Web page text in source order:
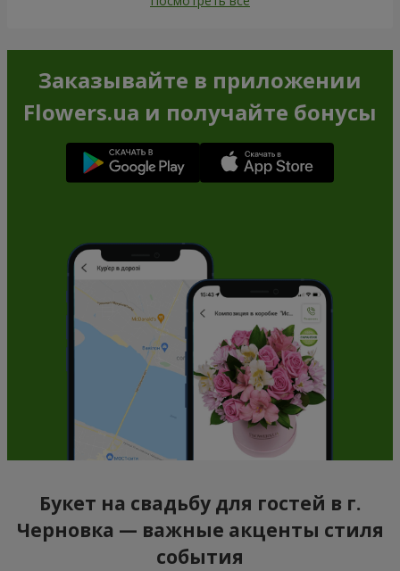
Заказывайте в приложении
Flowers.ua и получайте бонусы
Букет на свадьбу для гостей в г.
Черновка — важные акценты стиля
события